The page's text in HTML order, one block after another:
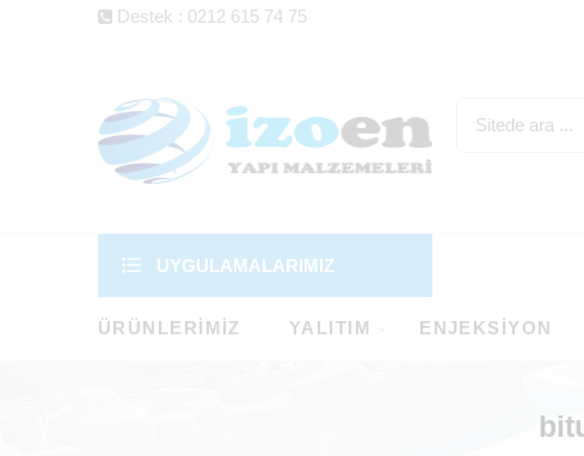
Destek : 0212 615 74 75
UYGULAMALARIMIZ
ÜRÜNLERIMIZ YALITIM ENJEKSIYON